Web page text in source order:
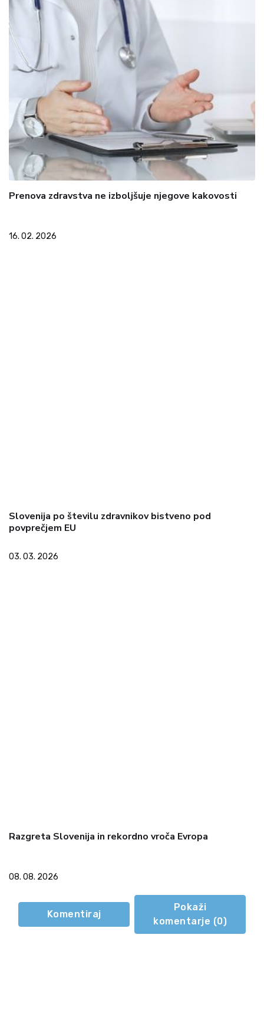
Prenova zdravstva ne izboljšuje njegove kakovosti
16. 02. 2026
Slovenija po številu zdravnikov bistveno pod
povprečjem EU
03. 03. 2026
Razgreta Slovenija in rekordno vroča Evropa
08. 08. 2026
Komentiraj
Pokaži
komentarje (0)